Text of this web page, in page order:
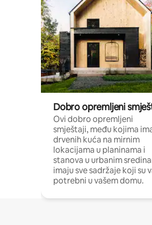
Dobro opremljeni
Ovi dobro opremljeni
smještaji, među kojima
drvenih kuća na mirnim
lokacijama u planinama i
stanova u urbanim
imaju sve sadržaje koji su
potrebni u vašem domu.